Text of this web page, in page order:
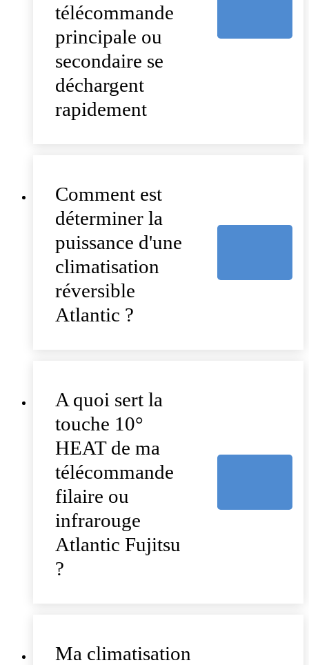
télécommande
principale ou
secondaire se
déchargent
rapidement
Comment est
déterminer la
puissance d'une
climatisation
réversible
Atlantic ?
A quoi sert la
touche 10°
HEAT de ma
télécommande
filaire ou
infrarouge
Atlantic Fujitsu
?
Ma climatisation